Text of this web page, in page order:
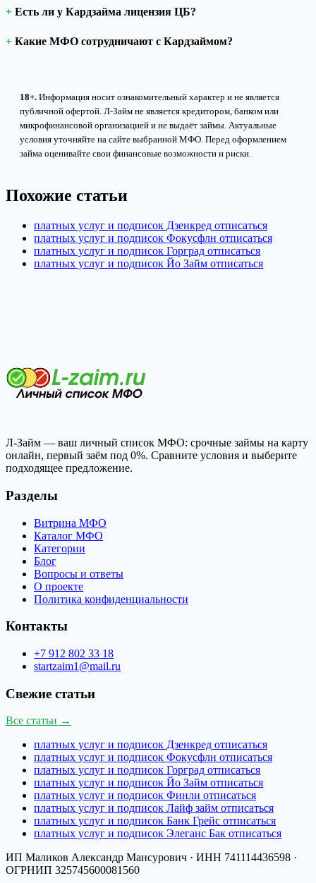
Есть ли у Кардзайма лицензия ЦБ?
Какие МФО сотрудничают с Кардзаймом?
18+. Информация носит ознакомительный характер и не является
публичной офертой. Л-Займ не является кредитором, банком или
микрофинансовой организацией и не выдаёт займы. Актуальные
условия уточняйте на сайте выбранной МФО. Перед оформлением
займа оценивайте свои финансовые возможности и риски.
Похожие статьи
платных услуг и подписок Дзенкред отписаться
платных услуг и подписок Фокусфлн отписаться
платных услуг и подписок Горград отписаться
платных услуг и подписок Йо Займ отписаться
Л-Займ — ваш личный список МФО: срочные займы на карту
онлайн, первый заём под 0%. Сравните условия и выберите
подходящее предложение.
Разделы
Витрина МФО
Каталог МФО
Категории
Блог
Вопросы и ответы
О проекте
Политика конфиденциальности
Контакты
+7 912 802 33 18
startzaim1@mail.ru
Свежие статьи
Все статьи →
платных услуг и подписок Дзенкред отписаться
платных услуг и подписок Фокусфлн отписаться
платных услуг и подписок Горград отписаться
платных услуг и подписок Йо Займ отписаться
платных услуг и подписок Финли отписаться
платных услуг и подписок Лайф займ отписаться
платных услуг и подписок Банк Грейс отписаться
платных услуг и подписок Элеганс Бак отписаться
ИП Маликов Александр Мансурович · ИНН 741114436598 ·
ОГРНИП 325745600081560